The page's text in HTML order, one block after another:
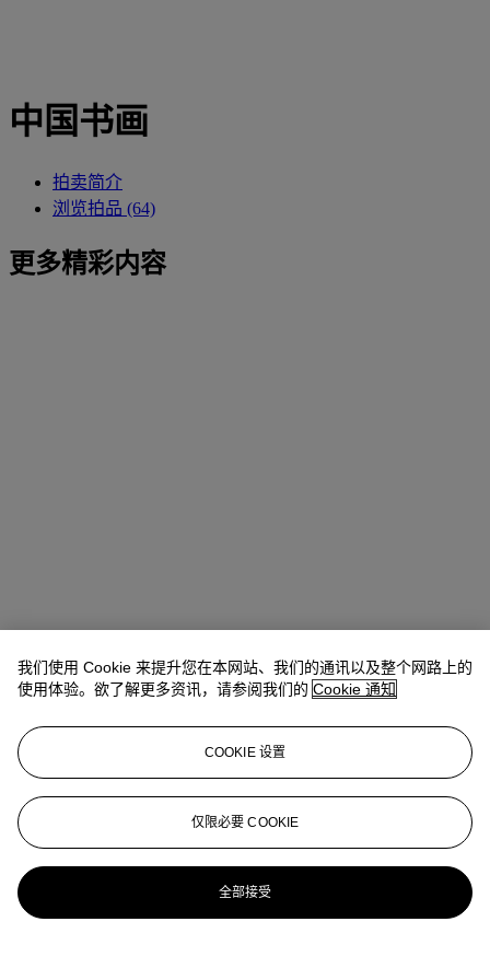
中国书画
拍卖简介
浏览拍品 (64)
更多精彩内容
我们使用 Cookie 来提升您在本网站、我们的通讯以及整个网路上的
使用体验。欲了解更多资讯，请参阅我们的 Cookie 通知
COOKIE 设置
仅限必要 COOKIE
全部接受